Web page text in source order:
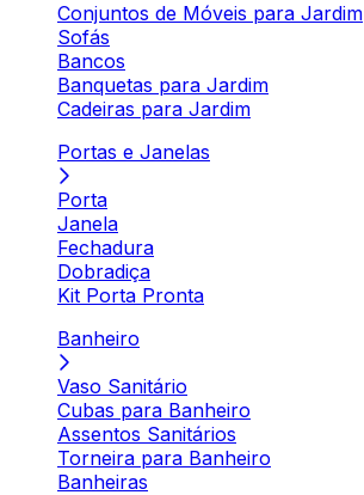
Conjuntos de Móveis para Jardim
Sofás
Bancos
Banquetas para Jardim
Cadeiras para Jardim
Portas e Janelas
Porta
Janela
Fechadura
Dobradiça
Kit Porta Pronta
Banheiro
Vaso Sanitário
Cubas para Banheiro
Assentos Sanitários
Torneira para Banheiro
Banheiras